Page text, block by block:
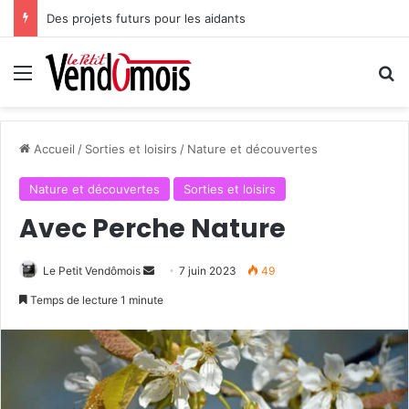
Des projets futurs pour les aidants
Menu
Accueil / Sorties et loisirs / Nature et découvertes
Nature et découvertes Sorties et loisirs
Avec Perche Nature
Le Petit Vendômois
o
y
e
r
7 juin 2023 49
Temps de lecture 1 minute